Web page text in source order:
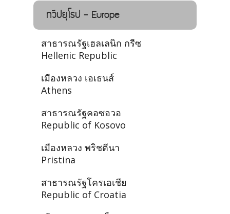
ทวีปยุโรป - Europe
สาธารณรัฐเฮลเลนิก กรีซ
Hellenic Republic
เมืองหลวง เอเธนส์
Athens
สาธารณรัฐคอซอวอ
Republic of Kosovo
เมืองหลวง พริชตีนา
Pristina
สาธารณรัฐโครเอเชีย
Republic of Croatia